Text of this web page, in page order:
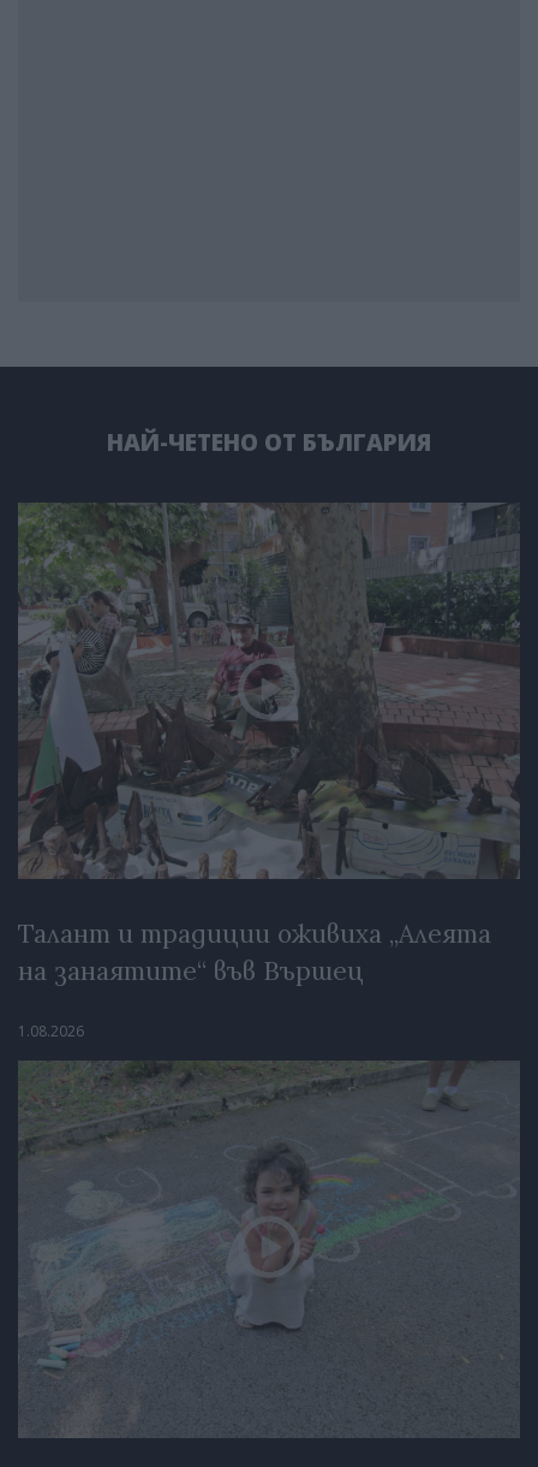
НАЙ-ЧЕТЕНО ОТ БЪЛГАРИЯ
Талант и традиции оживиха „Алеята
на занаятите“ във Вършец
1.08.2026